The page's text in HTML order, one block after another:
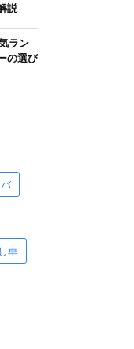
説
ラン
の選び
車